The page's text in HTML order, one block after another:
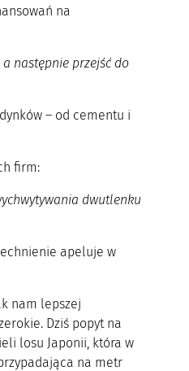
na
następnie przejść do
– od cementu i
firm:
dwutlenku
apeluje w
nam lepszej
Dziś popyt na
losu Japonii, która w
na metr